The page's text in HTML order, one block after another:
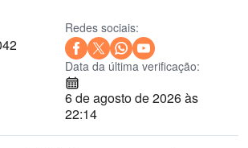
Redes sociais:
Data da última verificação:
6 de agosto de 2026 às
22:14